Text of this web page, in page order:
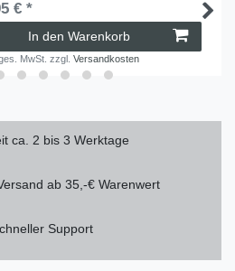
€ *
In den Warenkorb
MwSt. zzgl.Versandkosten
ca. 2 bis 3 Werktage
ab 35,-€ Warenwert
Support